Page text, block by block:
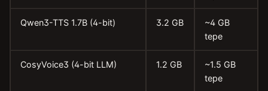
Qwen3-TTS 1.7B (4-bit) 3.2 GB
~4 GB
tepe
CosyVoice3 (4-bit LLM) 1.2 GB
~1.5 GB
tepe